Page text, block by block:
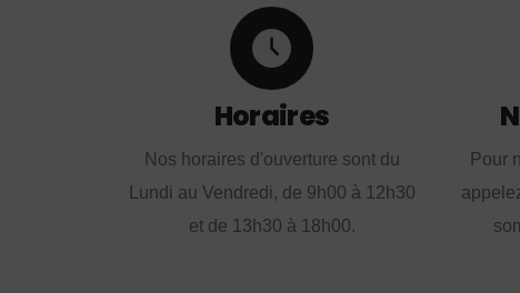
Horaires
Nos horaires d'ouverture sont du
Lundi au Vendredi, de 9h00 à 12h30
et de 13h30 à 18h00.
Pour